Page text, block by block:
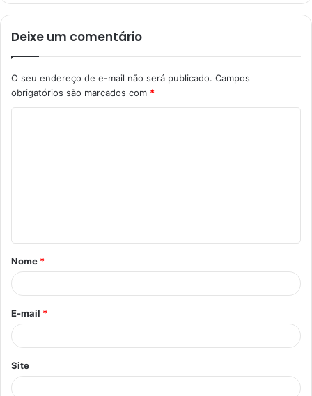
Deixe um comentário
O seu endereço de e-mail não será publicado. Campos
obrigatórios são marcados com *
á
r
*
Nome *
E-mail *
Site